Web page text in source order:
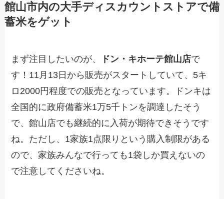
館山市内の大手ディスカウントストアで備
蓄米をゲット
まず注目したいのが、 ドン・キホーテ館山店で
す！11月13日から販売がスタートしていて、5キ
ロ2000円程度での販売となっています。ドンキは
全国的に政府備蓄米1万5千トンを調達したそう
で、館山店でも継続的に入荷が期待できそうです
ね。ただし、1家族1点限りという購入制限がある
ので、家族みんなで行っても1袋しか買えないの
で注意してくださいね。